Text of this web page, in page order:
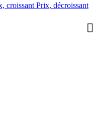
croissant Prix, décroissant